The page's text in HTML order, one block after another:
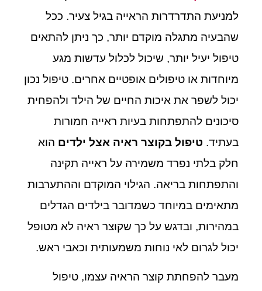
למניעת התדרדרות הראייה בגיל צעיר. ככל
שהבעיה מתגלה מוקדם יותר, כך ניתן להתאים
טיפול יעיל יותר, שיכול לכלול עדשות מגע
מיוחדות או טיפולים אופטיים אחרים. טיפול נכון
יכול לשפר את איכות החיים של הילד ולהפחית
סיכונים להתפתחות בעיות ראייה חמורות
בעתיד. טיפול בקוצר ראיה אצל ילדים הוא
חלק בלתי נפרד משמירה על ראייה תקינה
והתפתחות בריאה. הגילוי המוקדם וההתערבות
מתאימים במיוחד כשמדובר בילדים הגדלים
במהירות, ובדגש על כך שקוצר ראיה לא מטופל
יכול לגרום לאי נוחות משמעותית וכאבי ראש.
מעבר להפחתת קוצר הראיה עצמו, טיפול